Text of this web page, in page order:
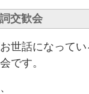
交歓会
世話になってい
です。